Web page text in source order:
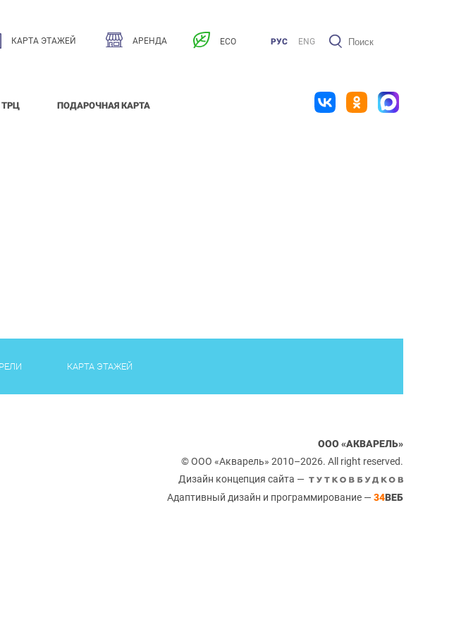
КАРТА ЭТАЖЕЙ АРЕНДА ECO РУС ENG
ТРЦ ПОДАРОЧНАЯ КАРТА
КАРТА ЭТАЖЕЙ
ООО «АКВАРЕЛЬ»
© ООО «Акварель» 2010–2026. All right reserved.
Дизайн концепция сайта —
Адаптивный дизайн и программирование — 34ВЕБ